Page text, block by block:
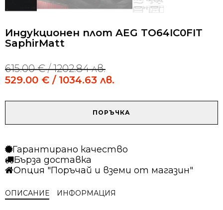
Индукционен плот AEG TO64IC0FIT
SaphirMatt
615.00€/ 1202.84 лв.
Original
price
615.00 €
529.00 € / 1034.63 лв.
Current
price
529.00 €
AEG
TO64IC0FIT
SaphirMatt
ПОРЪЧКА
Гарантирано качество
Бърза доставка
Опция "Поръчай и вземи от магазин"
ОПИСАНИЕ ИНФОРМАЦИЯ